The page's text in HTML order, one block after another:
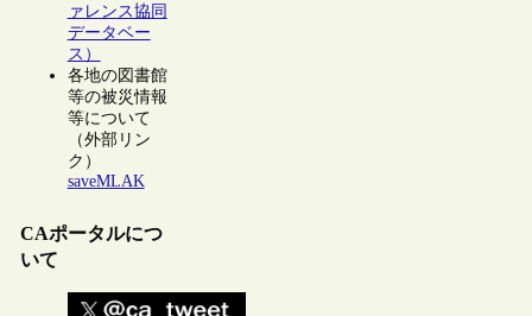
ァレンス協同
データベー
ス）
各地の図書館
等の被災情報
等について
（外部リン
ク）
saveMLAK
CAポータルにつ
いて